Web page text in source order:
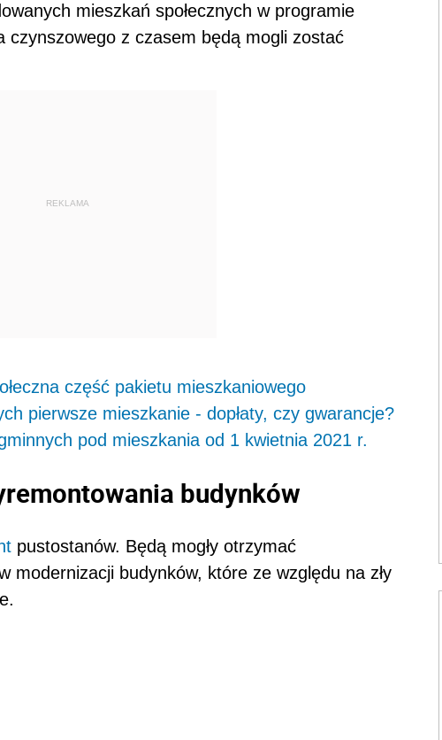
mieszkań społecznych w programie
czynszowego z czasem będą mogli zostać
REKLAMA
część pakietu mieszkaniowego
pierwsze mieszkanie - dopłaty, czy gwarancje?
pod mieszkania od 1 kwietnia 2021 r.
budynków
pustostanów. Będą mogły otrzymać
modernizacji budynków, które ze względu na zły